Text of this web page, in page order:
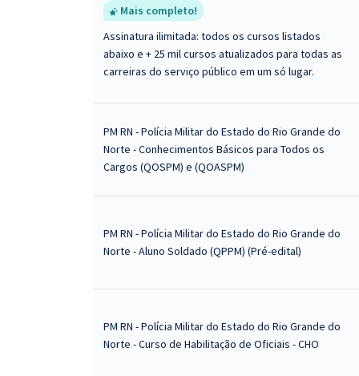
Mais completo!
Assinatura ilimitada: todos os cursos listados
abaixo e + 25 mil cursos atualizados para todas as
carreiras do serviço público em um só lugar.
PM RN - Polícia Militar do Estado do Rio Grande do
Norte - Conhecimentos Básicos para Todos os
Cargos (QOSPM) e (QOASPM)
PM RN - Polícia Militar do Estado do Rio Grande do
Norte - Aluno Soldado (QPPM) (Pré-edital)
PM RN - Polícia Militar do Estado do Rio Grande do
Norte - Curso de Habilitação de Oficiais - CHO